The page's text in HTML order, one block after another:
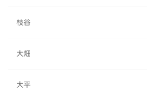
枝谷
大畑
大平